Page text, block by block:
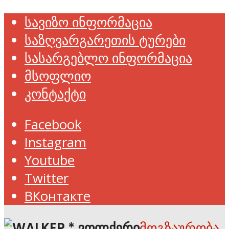
სავიზო ინფორმაცია
საზღვარგარეთის ტურები
სასარგებლო ინფორმაცია
მსოფლიო
კონტაქტი
Facebook
Instagram
Youtube
Twitter
ВКонтакте